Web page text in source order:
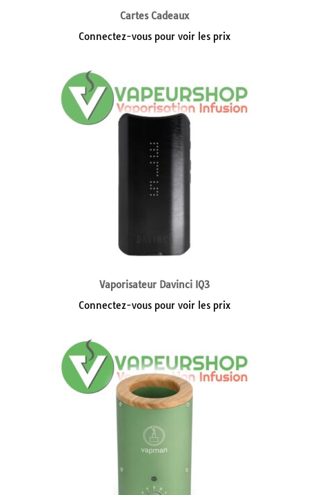
Cartes Cadeaux
Connectez-vous pour voir les prix
Vaporisateur Davinci IQ3
Connectez-vous pour voir les prix